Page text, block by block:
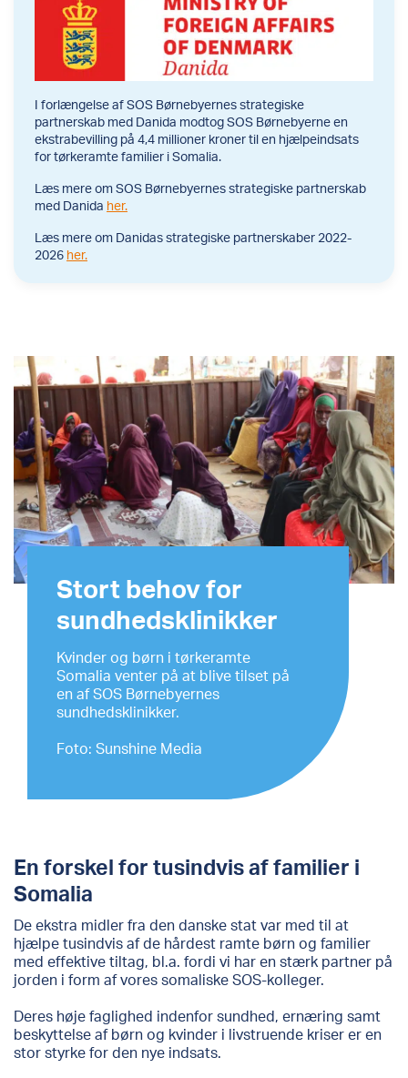
I forlængelse af SOS Børnebyernes strategiske
partnerskab med Danida modtog SOS Børnebyerne en
ekstrabevilling på 4,4 millioner kroner til en hjælpeindsats
for tørkeramte familier i Somalia.
Læs mere om SOS Børnebyernes strategiske partnerskab
med Danida her.
Læs mere om Danidas strategiske partnerskaber 2022-
2026 her.
Stort behov for
sundhedsklinikker
Kvinder og børn i tørkeramte
Somalia venter på at blive tilset på
en af SOS Børnebyernes
sundhedsklinikker.
Foto: Sunshine Media
En forskel for tusindvis af familier i
Somalia
De ekstra midler fra den danske stat var med til at
hjælpe tusindvis af de hårdest ramte børn og familier
med effektive tiltag, bl.a. fordi vi har en stærk partner på
jorden i form af vores somaliske SOS-kolleger.
Deres høje faglighed indenfor sundhed, ernæring samt
beskyttelse af børn og kvinder i livstruende kriser er en
stor styrke for den nye indsats.